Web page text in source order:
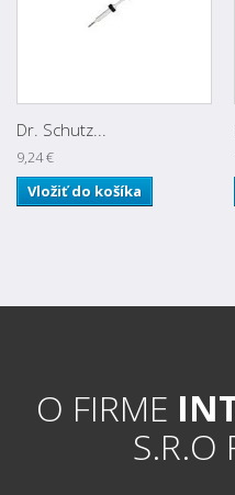
Dr. Schutz...
9,24 €
Vložiť do košíka
O FIRME
S.R.O